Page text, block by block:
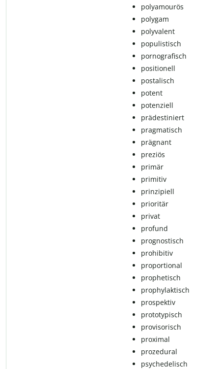
polyamourös
polygam
polyvalent
po­pu­lis­tisch
pornografisch
po­si­ti­o­nell
postalisch
po­tent
po­ten­zi­ell
prädestiniert
prag­ma­tisch
prägnant
preziös
primär
primitiv
prin­zi­pi­ell
prioritär
privat
profund
pro­g­nos­tisch
pro­hi­bi­tiv
proportional
pro­phe­tisch
prophylaktisch
pro­s­pek­tiv
pro­to­ty­pisch
pro­vi­so­risch
pro­xi­mal
prozedural
psy­che­de­lisch